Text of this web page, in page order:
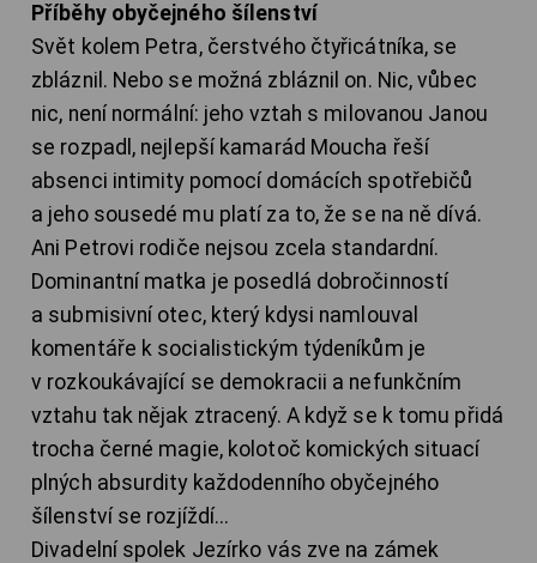
Příběhy obyčejného šílenství
Svět kolem Petra, čerstvého čtyřicátníka, se
zbláznil. Nebo se možná zbláznil on. Nic, vůbec
nic, není normální: jeho vztah s milovanou Janou
se rozpadl, nejlepší kamarád Moucha řeší
absenci intimity pomocí domácích spotřebičů
a jeho sousedé mu platí za to, že se na ně dívá.
Ani Petrovi rodiče nejsou zcela standardní.
Dominantní matka je posedlá dobročinností
a submisivní otec, který kdysi namlouval
komentáře k socialistickým týdeníkům je
v rozkoukávající se demokracii a nefunkčním
vztahu tak nějak ztracený. A když se k tomu přidá
trocha černé magie, kolotoč komických situací
plných absurdity každodenního obyčejného
šílenství se rozjíždí...
Divadelní spolek Jezírko vás zve na zámek